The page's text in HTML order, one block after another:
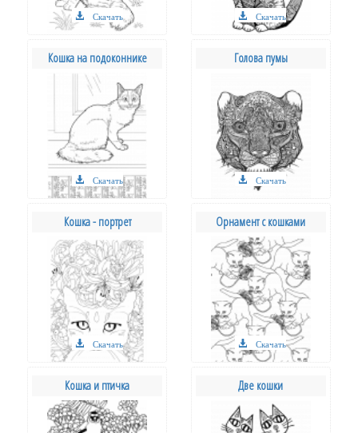
Скачать Скачать
Кошка на подоконнике
Скачать
Голова пумы
Скачать
Кошка - портрет
Скачать
Орнамент с кошками
Скачать
Кошка и птичка Две кошки